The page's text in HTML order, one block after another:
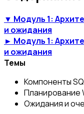
▼ Модуль 1:
и ожидания
► Модуль 1:
и ожидания
Темы
Компоненты
Планирование
Ожидания и